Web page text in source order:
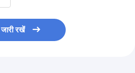
जारी रखें